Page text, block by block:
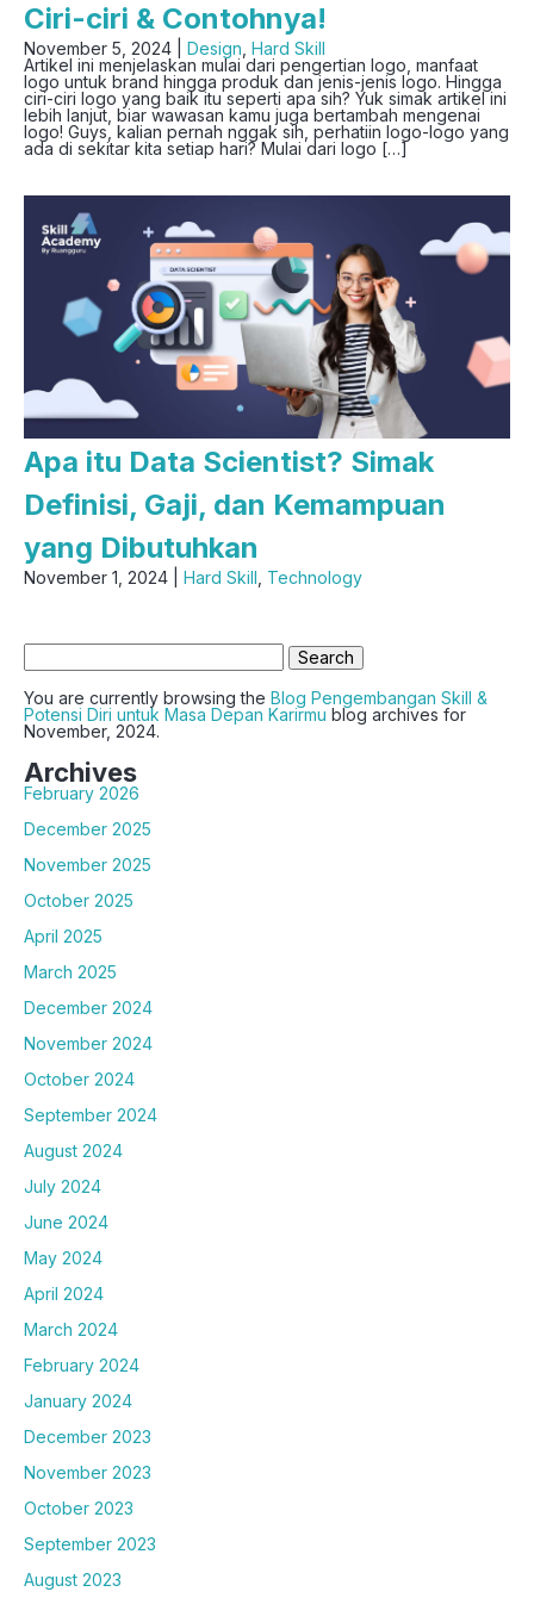
Ciri-ciri & Contohnya!
November 5, 2024 | Design Hard Skill
Artikel ini menjelaskan mulai dari pengertian logo, manfaat
logo untuk brand hingga produk dan jenis-jenis logo. Hingga
ciri-ciri logo yang baik itu seperti apa sih? Yuk simak artikel ini
lebih lanjut, biar wawasan kamu juga bertambah mengenai
logo! Guys, kalian pernah nggak sih, perhatiin logo-logo yang
ada di sekitar kita setiap hari? Mulai dari logo […]
Apa itu Data Scientist? Simak
Definisi, Gaji, dan Kemampuan
yang Dibutuhkan
November 1, 2024 | Hard Skill , Technology
Search
for:
You are currently browsing the Blog Pengembangan Skill &
Potensi Diri untuk Masa Depan Karirmu blog archives for
November, 2024.
Archives
February 2026
December 2025
November 2025
October 2025
April 2025
March 2025
December 2024
November 2024
October 2024
September 2024
August 2024
July 2024
June 2024
May 2024
April 2024
March 2024
February 2024
January 2024
December 2023
November 2023
October 2023
September 2023
August 2023